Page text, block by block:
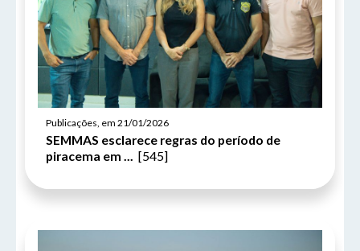
Publicações, em 21/01/2026
SEMMAS esclarece regras do período de
piracema em ... [545]